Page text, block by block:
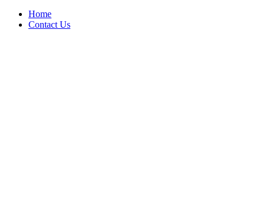
Home
Contact Us